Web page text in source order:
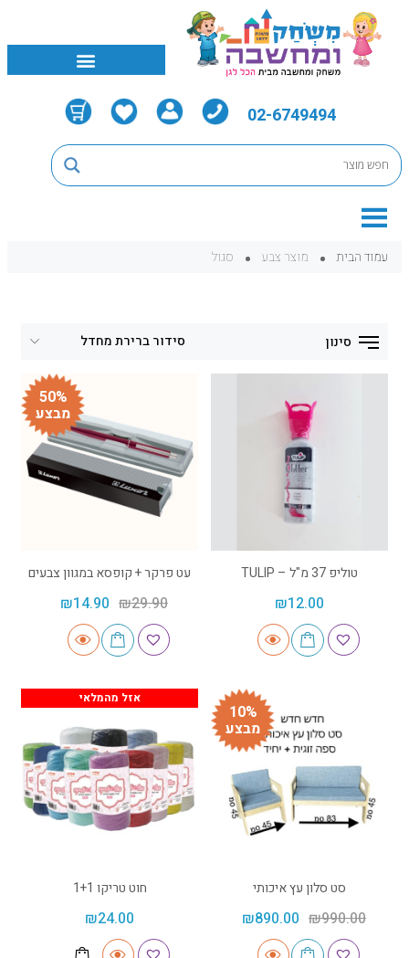
02-6749494
עמוד הבית מוצר צבע סגול
סינון
טוליפ 37 מ"ל – TULIP
₪12.00
50%
מבצע
עט פרקר + קופסא במגוון צבעים
₪29.90
₪14.90
10%
מבצע
סט סלון עץ איכותי
₪990.00
₪890.00
אזל מהמלאי
חוט טריקו 1+1
₪24.00